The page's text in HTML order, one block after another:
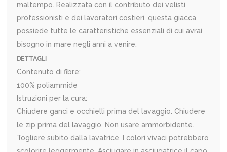
maltempo. Realizzata con il contributo dei velisti
professionisti e dei lavoratori costieri, questa giacca
possiede tutte le caratteristiche essenziali di cui avrai
bisogno in mare negli anni a venire.
DETTAGLI
Contenuto di fibre:
100% poliammide
Istruzioni per la cura:
Chiudere ganci e occhielli prima del lavaggio. Chiudere
le zip prima del lavaggio. Non usare ammorbidente.
Togliere subito dalla lavatrice. I colori vivaci potrebbero